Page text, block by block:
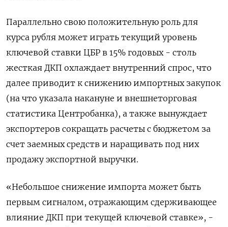
Параллельно свою положительную роль для
курса рубля может играть текущий уровень
ключевой ставки ЦБР в 15% годовых - столь
жесткая ДКП охлаждает внутренний спрос, что
далее приводит к снижению импортных закупок
(на что указала накануне и внешнеторговая
статистика Центробанка), а также вынуждает
экспортеров сокращать расчеты с бюджетом за
счет заемных средств и наращивать под них
продажу экспортной выручки.
«Небольшое снижение импорта может быть
первым сигналом, отражающим сдерживающее
влияние ДКП при текущей ключевой ставке», -